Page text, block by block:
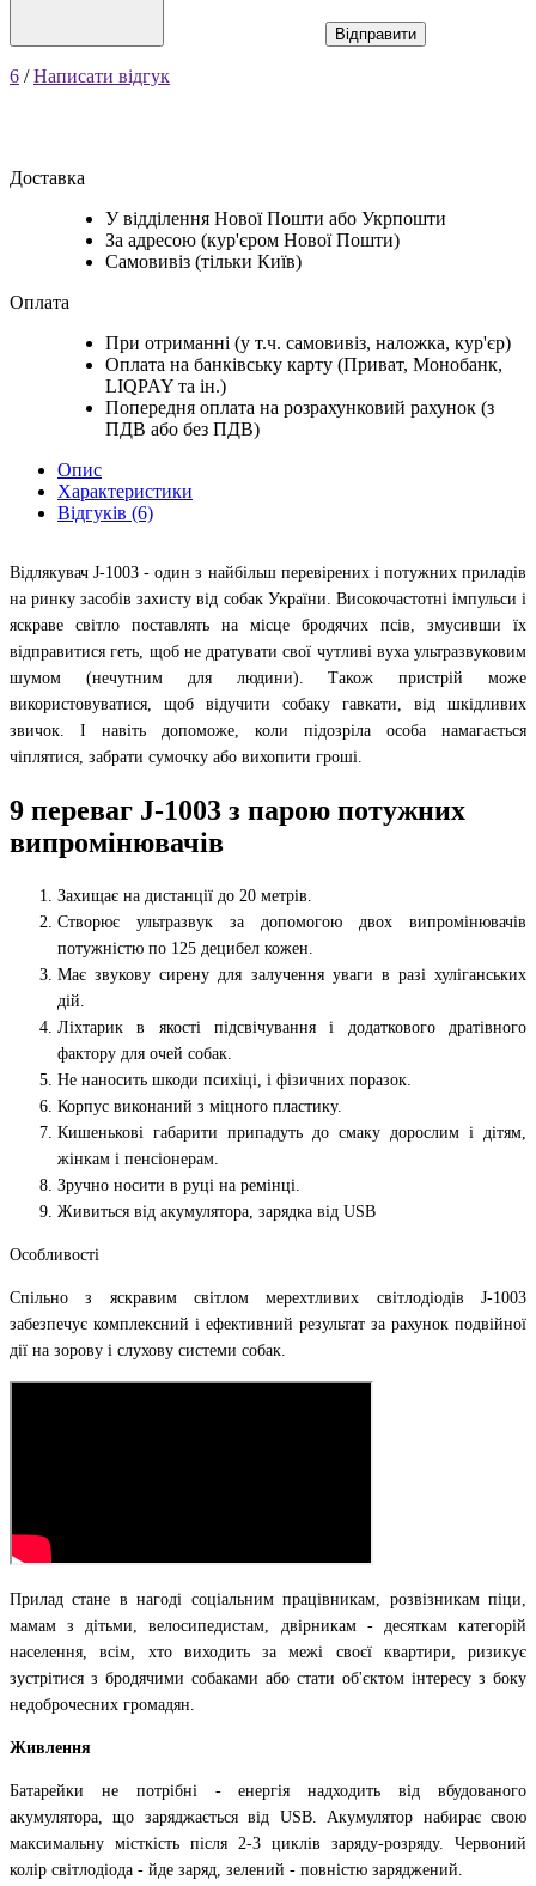
Відправити
6 /Написати відгук
Доставка
У відділення Нової Пошти або Укрпошти
За адресою (кур'єром Нової Пошти)
Самовивіз (тільки Київ)
Оплата
При отриманні (у т.ч. самовивіз, наложка, кур'єр)
Оплата на банківську карту (Приват, Монобанк,
LIQPAY та ін.)
Попередня оплата на розрахунковий рахунок (з
ПДВ або без ПДВ)
Опис
Характеристики
Відгуків (6)
Відлякувач J-1003 - один з найбільш перевірених і потужних приладів
на ринку засобів захисту від собак України. Високочастотні імпульси і
яскраве світло поставлять на місце бродячих псів, змусивши їх
відправитися геть, щоб не дратувати свої чутливі вуха ультразвуковим
шумом (нечутним для людини). Також пристрій може
використовуватися, щоб відучити собаку гавкати, від шкідливих
звичок. І навіть допоможе, коли підозріла особа намагається
чіплятися, забрати сумочку або вихопити гроші.
9 переваг J-1003 з парою потужних
випромінювачів
Захищає на дистанції до 20 метрів.
Створює ультразвук за допомогою двох випромінювачів
потужністю по 125 децибел кожен.
Має звукову сирену для залучення уваги в разі хуліганських
дій.
Ліхтарик в якості підсвічування і додаткового дратівного
фактору для очей собак.
Не наносить шкоди психіці, і фізичних поразок.
Корпус виконаний з міцного пластику.
Кишенькові габарити припадуть до смаку дорослим і дітям,
жінкам і пенсіонерам.
Зручно носити в руці на ремінці.
Живиться від акумулятора, зарядка від USB
Особливості
Спільно з яскравим світлом мерехтливих світлодіодів J-1003
забезпечує комплексний і ефективний результат за рахунок подвійної
дії на зорову і слухову системи собак.
Прилад стане в нагоді соціальним працівникам, розвізникам піци,
мамам з дітьми, велосипедистам, двірникам - десяткам категорій
населення, всім, хто виходить за межі своєї квартири, ризикує
зустрітися з бродячими собаками або стати об'єктом інтересу з боку
недоброчесних громадян.
Живлення
Батарейки не потрібні - енергія надходить від вбудованого
акумулятора, що заряджається від USB. Акумулятор набирає свою
максимальну місткість після 2-3 циклів заряду-розряду. Червоний
колір світлодіода - йде заряд, зелений - повністю заряджений.